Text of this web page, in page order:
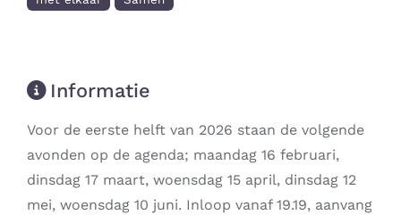
Informatie
Voor de eerste helft van 2026 staan de volgende
avonden op de agenda; maandag 16 februari,
dinsdag 17 maart, woensdag 15 april, dinsdag 12
mei, woensdag 10 juni. Inloop vanaf 19.19, aanvang